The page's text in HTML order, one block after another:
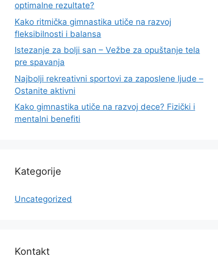
optimalne rezultate?
Kako ritmička gimnastika utiče na razvoj
fleksibilnosti i balansa
Istezanje za bolji san – Vežbe za opuštanje tela
pre spavanja
Najbolji rekreativni sportovi za zaposlene ljude –
Ostanite aktivni
Kako gimnastika utiče na razvoj dece? Fizički i
mentalni benefiti
Kategorije
Uncategorized
Kontakt